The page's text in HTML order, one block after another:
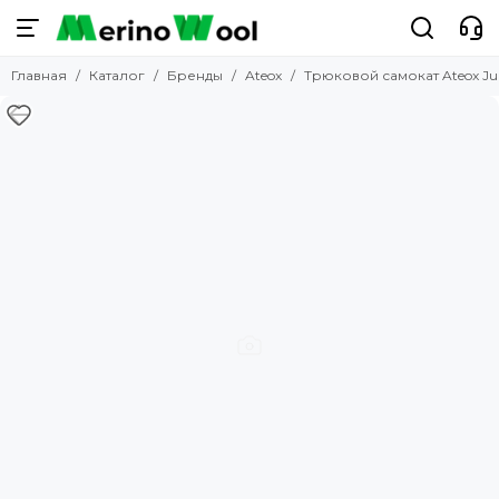
Бренды
Atlantic
Главная Каталог Бренды Ateox Трюковой самокат Ateox